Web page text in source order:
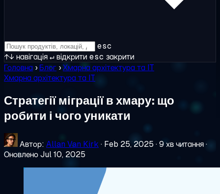
esc
↑↓ навігація↵відкрити esc закрити
Головна ›Блог ›Хмарна архітектура та IT
Хмарна архітектура та IT
Стратегії міграції в хмару: що
робити і чого уникати
Автор: Allan Van Kirk · Feb 25, 2025 ·9 хв читання·
Оновлено Jul 10, 2025